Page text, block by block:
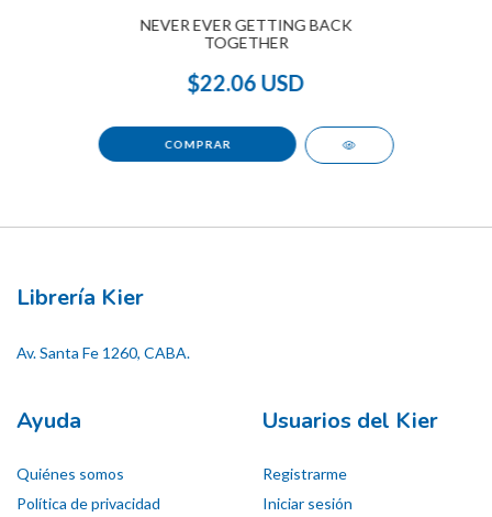
NEVER EVER GETTING BACK
TOGETHER
$22.06 USD
Librería Kier
Av. Santa Fe 1260, CABA.
Ayuda
Quiénes somos
Política de privacidad
Usuarios del Kier
Registrarme
Iniciar sesión